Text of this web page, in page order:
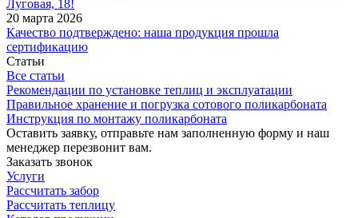
Луговая, 18!
20 марта 2026
Качество подтверждено: наша продукция прошла
сертификацию
Статьи
Все статьи
Рекомендации по установке теплиц и эксплуатации
Правильное хранение и погрузка сотового поликарбоната
Инструкция по монтажу поликарбоната
Оставить заявку, отправьте нам заполненную форму и наш
менеджер перезвонит вам.
Заказать звонок
Услуги
Рассчитать забор
Рассчитать теплицу